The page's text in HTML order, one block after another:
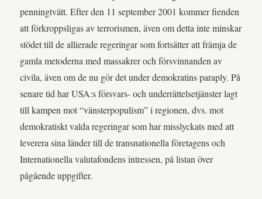
penningtvätt. Efter den 11 september 2001 kommer fienden
att förkroppsligas av terrorismen, även om detta inte minskar
stödet till de allierade regeringar som fortsätter att främja de
gamla metoderna med massakrer och försvinnanden av
civila, även om de nu gör det under demokratins paraply. På
senare tid har USA:s försvars- och underrättelsetjänster lagt
till kampen mot “vänsterpopulism” i regionen, dvs. mot
demokratiskt valda regeringar som har misslyckats med att
leverera sina länder till de transnationella företagens och
Internationella valutafondens intressen, på listan över
pågående uppgifter.